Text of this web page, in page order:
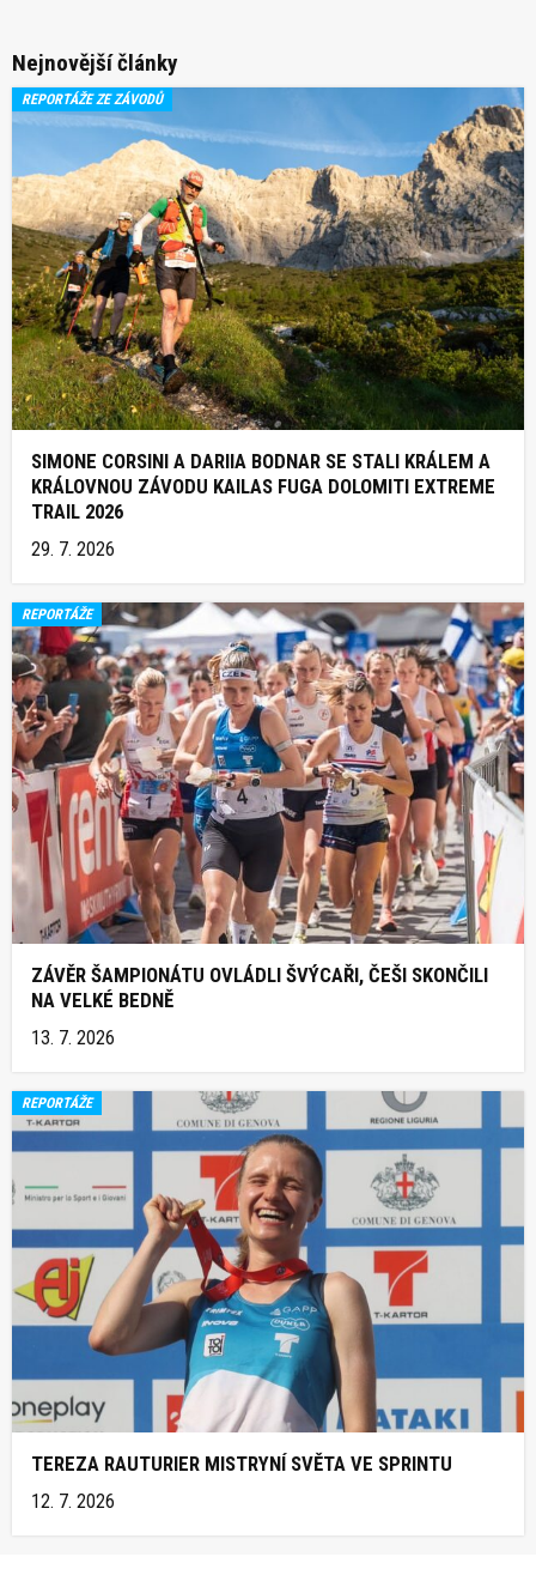
Nejnovější články
REPORTÁŽE ZE ZÁVODŮ
SIMONE CORSINI A DARIIA BODNAR SE STALI KRÁLEM A
KRÁLOVNOU ZÁVODU KAILAS FUGA DOLOMITI EXTREME
TRAIL 2026
29. 7. 2026
REPORTÁŽE
ZÁVĚR ŠAMPIONÁTU OVLÁDLI ŠVÝCAŘI, ČEŠI SKONČILI
NA VELKÉ BEDNĚ
13. 7. 2026
REPORTÁŽE
TEREZA RAUTURIER MISTRYNÍ SVĚTA VE SPRINTU
12. 7. 2026